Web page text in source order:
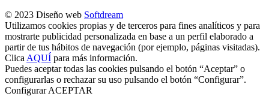
© 2023 Diseño web Softdream
Utilizamos cookies propias y de terceros para fines analíticos y para
mostrarte publicidad personalizada en base a un perfil elaborado a
partir de tus hábitos de navegación (por ejemplo, páginas visitadas).
Clica AQUÍ para más información.
Puedes aceptar todas las cookies pulsando el botón “Aceptar” o
configurarlas o rechazar su uso pulsando el botón “Configurar”.
Configurar ACEPTAR